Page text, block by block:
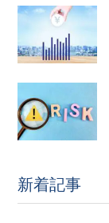
新着記事